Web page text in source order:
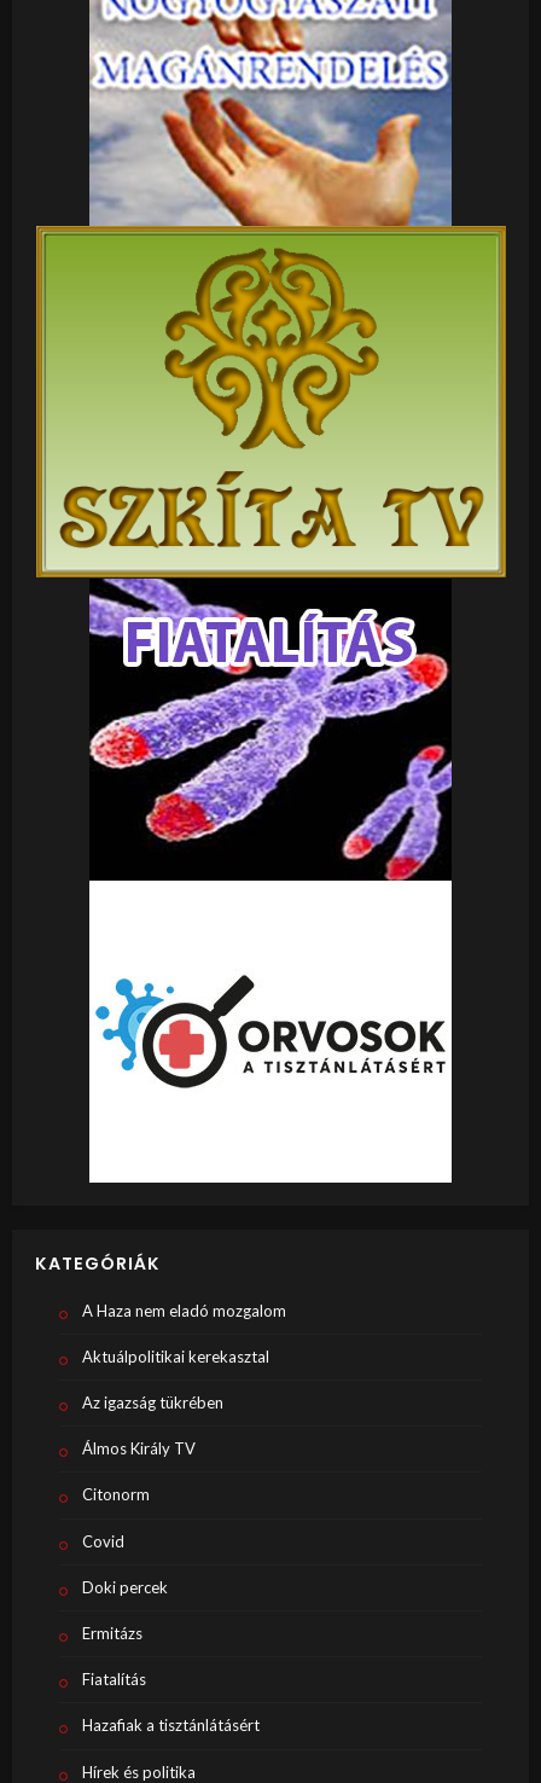
élelmiszer, mert hamar szomjasan és éhesen maradhat
mindenki, aztán gyertyával egy kunyhóban kuporodva
nézheti a szomszédos államokat, amint „ufókkal”
repkednek a fejünk, rezervátumunk felett.
Egyáltalán lenne, aki tárgyalna egy „rendszeren
kívülivel” (mert talpig becsületes emberek állnának
szemben becstelenekkel, mert most nem proli
diktatúra állna szemben a burzsoá demokráciával)
vagy küldenének pár hadosztályt, hogy újfent „rendet”
tegyenek – ne engedjenek kárt tenni magunkban -,
hogy ne hagyjanak itt egy lovaskocsis rezervátumot,
mert nekik vannak terveik ezzel a medencével, akár
nélkülünk is?
Röviden: van alternatíva, ahol mindenki civilizált életet
élhetne.?
Köszönöm!
KATEGÓRIÁK
A Haza nem eladó mozgalom
Aktuálpolitikai kerekasztal
Az igazság tükrében
Álmos Király TV
Citonorm
Covid
Doki percek
Ermitázs
Fiatalítás
Hazafiak a tisztánlátásért
Hírek és politika